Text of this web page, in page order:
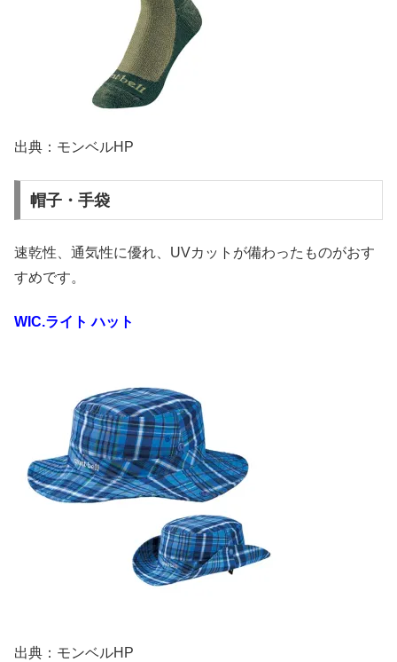
出典：モンベルHP
帽子・手袋
速乾性、通気性に優れ、UVカットが備わったものがおす
すめです。
WIC.ライト ハット
出典：モンベルHP